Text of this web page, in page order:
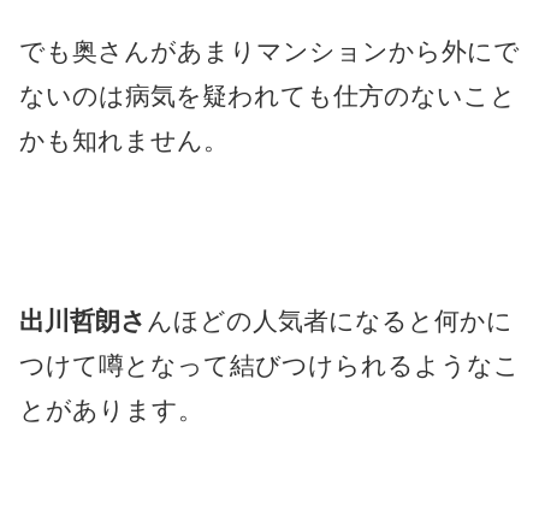
でも奥さんがあまりマンションから外にで
ないのは病気を疑われても仕方のないこと
かも知れません。
出川哲朗さ んほどの人気者になると何かに
つけて噂となって結びつけられるようなこ
とがあります。